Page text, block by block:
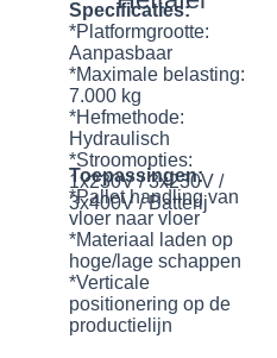
Specificaties:
*Platformgrootte:
Aanpasbaar
*Maximale belasting:
7.000 kg
*Hefmethode:
Hydraulisch
*Stroomopties:
1x230V / 3x230V /
3x400V / Batterij
Toepassingen:
*Pallet handling van
vloer naar vloer
*Materiaal laden op
hoge/lage schappen
*Verticale
positionering op de
productielijn